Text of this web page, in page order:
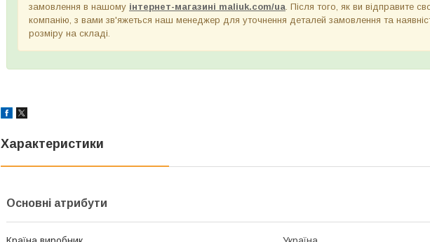
замовлення в нашому інтернет-магазині maliuk.com/ua . Після того, як ви відправите
компанію, з вами зв'яжеться наш менеджер для уточнення деталей замовлення та
розміру на складі.
Характеристики
Основні атрибути